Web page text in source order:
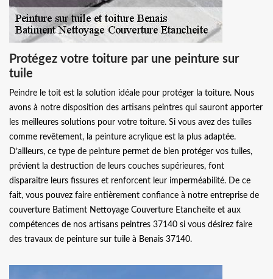
Protégez votre toiture par une peinture sur
tuile
Peindre le toit est la solution idéale pour protéger la toiture. Nous
avons à notre disposition des artisans peintres qui sauront apporter
les meilleures solutions pour votre toiture. Si vous avez des tuiles
comme revêtement, la peinture acrylique est la plus adaptée.
D’ailleurs, ce type de peinture permet de bien protéger vos tuiles,
prévient la destruction de leurs couches supérieures, font
disparaitre leurs fissures et renforcent leur imperméabilité. De ce
fait, vous pouvez faire entièrement confiance à notre entreprise de
couverture Batiment Nettoyage Couverture Etancheite et aux
compétences de nos artisans peintres 37140 si vous désirez faire
des travaux de peinture sur tuile à Benais 37140.